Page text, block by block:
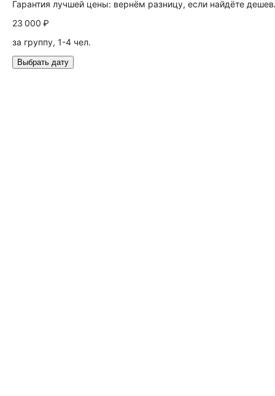
Гарантия лучшей цены: вернём разницу, если найдёте
23 000 ₽
за группу, 1-4 чел.
Выбрать дату